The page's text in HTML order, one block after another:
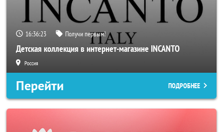
16:36:20 Получи первым!
Детская коллекция в интернет-магазине INCANTO
Россия
Перейти ПОДРОБНЕЕ